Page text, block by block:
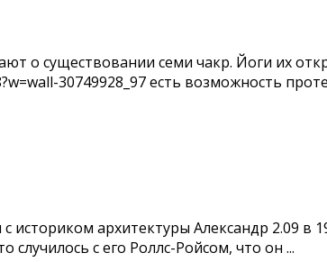
о существовании семи чакр. Йоги их
30749928_97 есть возможность
историком архитектуры Александр 2.09 в
с его Роллс-Ройсом, что он ...